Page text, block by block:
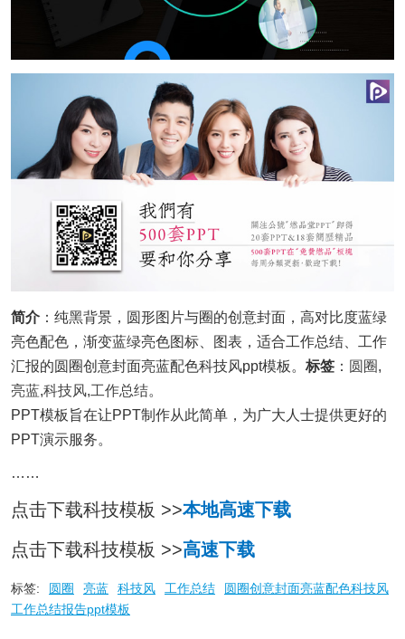
简介 ：纯黑背景，圆形图片与圈的创意封面，高对比度蓝绿
亮色配色，渐变蓝绿亮色图标、图表，适合工作总结、工作
汇报的圆圈创意封面亮蓝配色科技风ppt模板。 标签 ： 圆圈,
亮蓝,科技风,工作总结。
PPT模板旨在让PPT制作从此简单，为广大人士提供更好的
PPT演示服务。
……
点击下载科技模板 >>本地高速下载
点击下载科技模板 >>高速下载
标签: 圆圈 亮蓝 科技风 工作总结
圆圈创意封面亮蓝配色科技风
工作总结报告ppt模板